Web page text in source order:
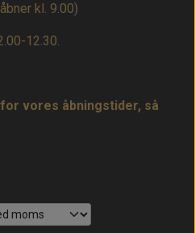
kl. 9.00)
12.30.
vores åbningstider, så